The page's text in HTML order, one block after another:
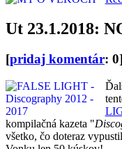
Ut 23.1.2018:
[pridaj komentár: 0]
kompilačná kazeta "
všetko, čo doteraz